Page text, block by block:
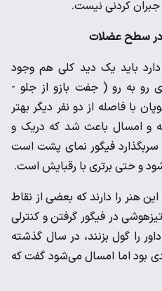
جبران کردنی نیست.
در سطح عضلات
دارد باید یک دید کلی هم وجود
رو به رو ( جفت بازو از جلو -
با فاصله از دو نفر دیگر بهتر
و امسال باعث شد که دریک و
فیگور نمای پشت است
و حتی برتری با رقبایش است.
هنر را دارند که بعضی از نقاط
در فیگور گرفتن و کنترلی
را گول بزنند، در سال گذشته
بود اما امسال می‌شود گفت که